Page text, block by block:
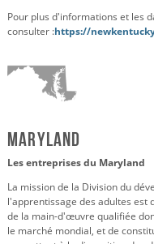
Pour plus d'informations et les
consulter :https://
Maryland
Les entreprises du Maryland
La mission de la Division du
l'apprentissage des adultes est
de la main-d'œuvre qualifiée
le marché mondial, et de